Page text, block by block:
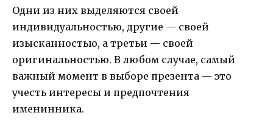
Одни из них выделяются своей
индивидуальностью, другие — своей
изысканностью, а третьи — своей
оригинальностью. В любом случае, самый
важный момент в выборе презента — это
учесть интересы и предпочтения
именинника.